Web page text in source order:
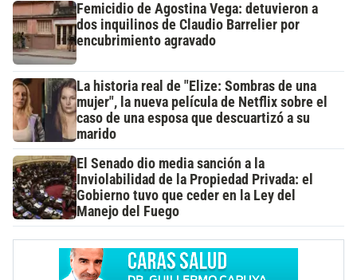
Femicidio de Agostina Vega: detuvieron a
dos inquilinos de Claudio Barrelier por
encubrimiento agravado
La historia real de "Elize: Sombras de una
mujer", la nueva película de Netflix sobre el
caso de una esposa que descuartizó a su
marido
El Senado dio media sanción a la
Inviolabilidad de la Propiedad Privada: el
Gobierno tuvo que ceder en la Ley del
Manejo del Fuego